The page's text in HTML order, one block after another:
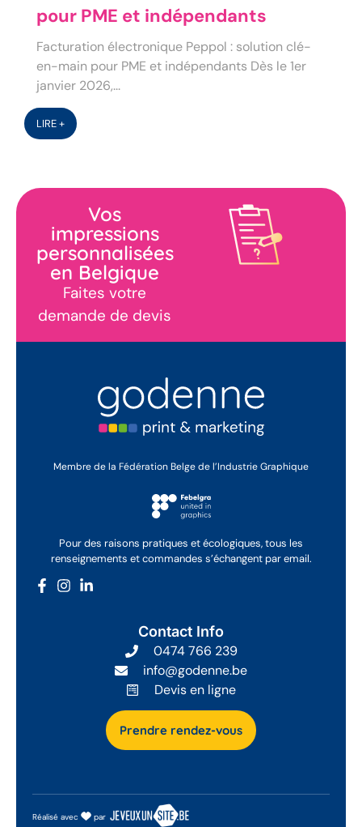
pour PME et indépendants
Facturation électronique Peppol : solution clé-
en-main pour PME et indépendants Dès le 1er
janvier 2026,...
LIRE +
Vos
impressions
personnalisées
en Belgique
Faites votre
demande de devis
Membre de la Fédération Belge de l’Industrie Graphique
Pour des raisons pratiques et écologiques, tous les
renseignements et commandes s’échangent par email.
Contact Info
0474 766 239
info@godenne.be
Devis en ligne
Prendre rendez-vous
Réalisé avec par